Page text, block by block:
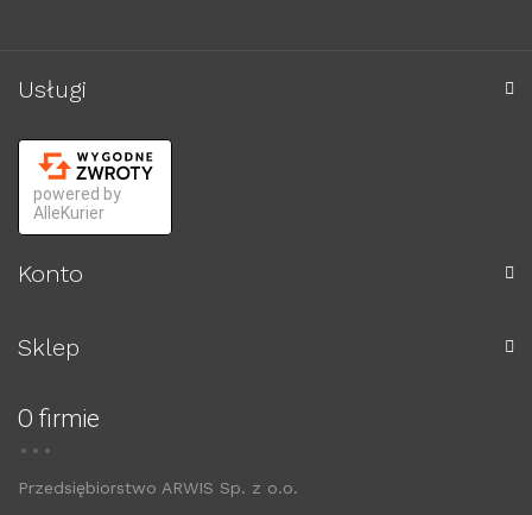
Usługi
powered by
AlleKurier
Konto
Sklep
O firmie
Przedsiębiorstwo ARWIS Sp. z o.o.